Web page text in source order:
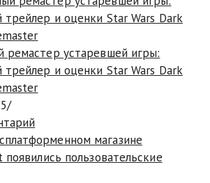
ремастер устаревшей игры:
трейлер и оценки Star Wars Dark
/